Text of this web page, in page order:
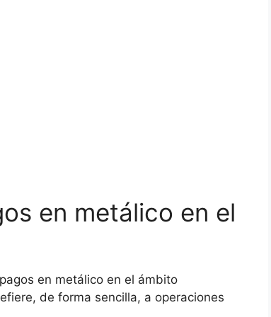
en metálico en el
en metálico en el ámbito
de forma sencilla, a operaciones